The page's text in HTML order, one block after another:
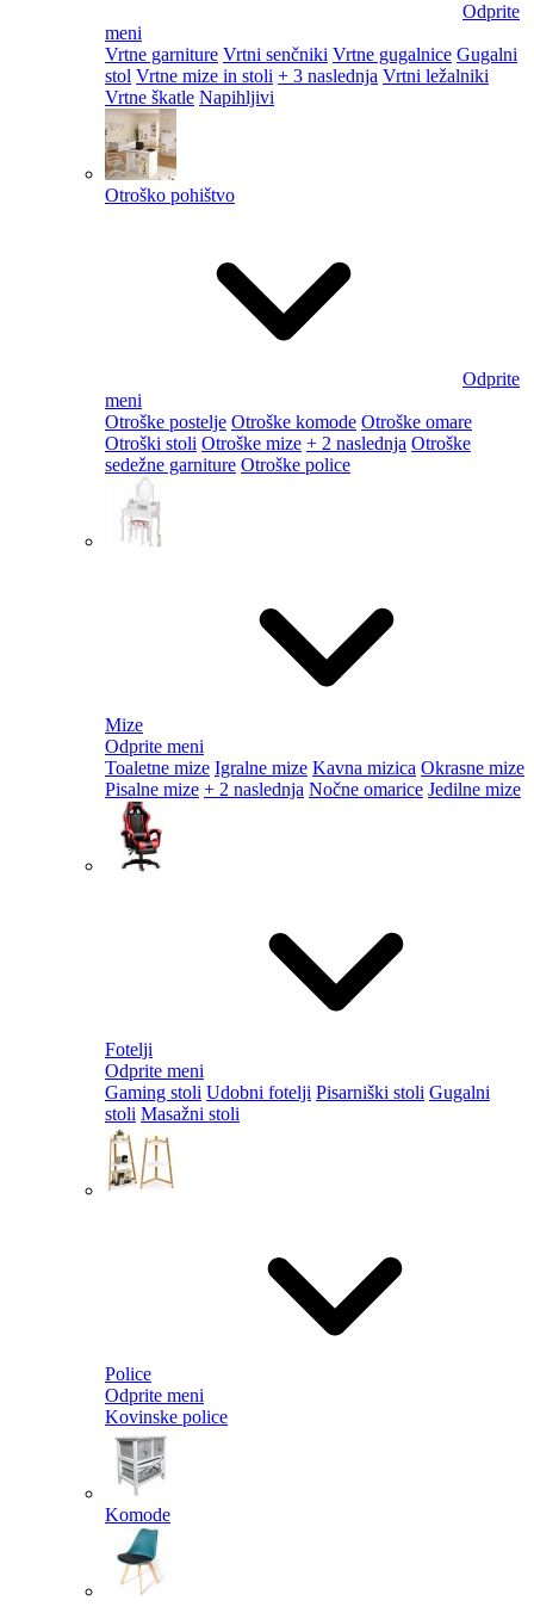
Odprite
meni
Vrtne garniture Vrtni senčniki Vrtne gugalnice Gugalni
stol Vrtne mize in stoli + 3 naslednja Vrtni ležalniki
Vrtne škatle Napihljivi
Otroško pohištvo
Odprite
meni
Otroške postelje Otroške komode Otroške omare
Otroški stoli Otroške mize + 2 naslednja Otroške
sedežne garniture Otroške police
Mize
Odprite meni
Toaletne mize Igralne mize Kavna mizica Okrasne mize
Pisalne mize + 2 naslednja Nočne omarice Jedilne mize
Fotelji
Odprite meni
Gaming stoli Udobni fotelji Pisarniški stoli Gugalni
stoli Masažni stoli
Police
Odprite meni
Kovinske police
Komode